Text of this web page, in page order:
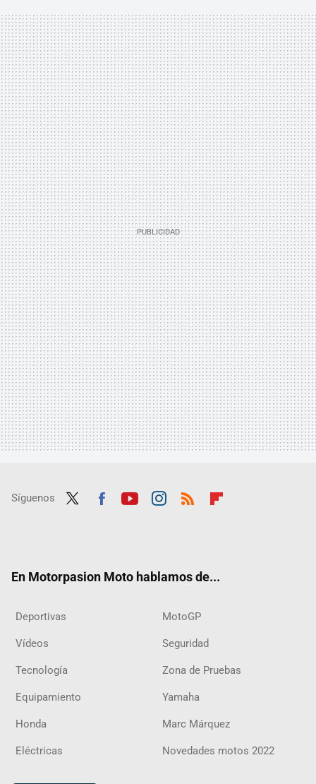
Síguenos
En Motorpasion Moto hablamos de...
Deportivas MotoGP
Vídeos Seguridad
Tecnología Zona de Pruebas
Equipamiento Yamaha
Honda Marc Márquez
Eléctricas Novedades motos 2022